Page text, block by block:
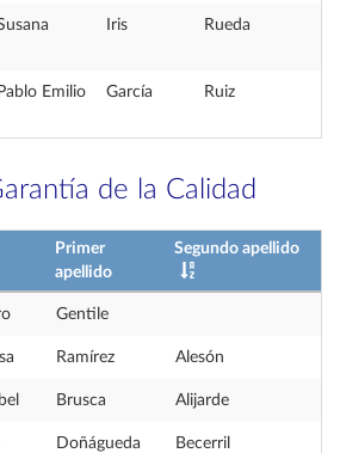
Iris Rueda
Pablo Emilio García Ruiz
de la Calidad
Primer
apellido
Segundo apellido
Gentile
Ramírez Alesón
Brusca Alijarde
Doñágueda Becerril